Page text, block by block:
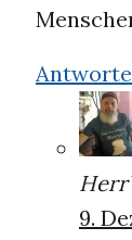
9.